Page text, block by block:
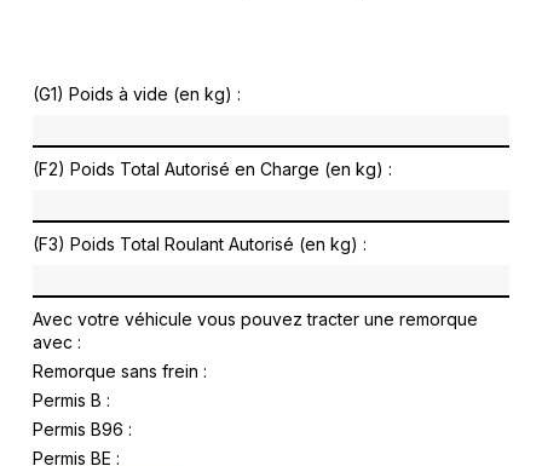
(G1) Poids à vide (en kg) :
(F2) Poids Total Autorisé en Charge (en kg) :
(F3) Poids Total Roulant Autorisé (en kg) :
Avec votre véhicule vous pouvez tracter une remorque
avec :
Remorque sans frein :
Permis B :
Permis B96 :
Permis BE :